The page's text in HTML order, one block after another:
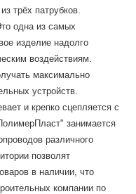
трёх патрубков.
одна из самых
изделие надолго
воздействиям.
максимально
устройств.
и крепко сцепляется с
занимается
различного
позволят
в наличии, что
компании по